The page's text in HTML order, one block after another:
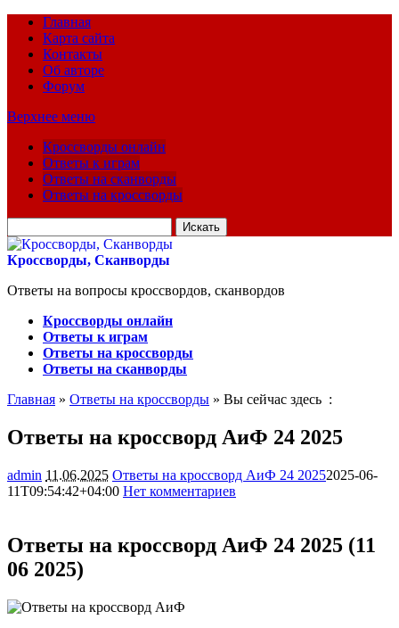
Главная
Карта сайта
Контакты
Об авторе
Форум
Верхнее меню
Кроссворды онлайн
Ответы к играм
Ответы на сканворды
Ответы на кроссворды
для:
Кроссворды, Сканворды
Ответы на вопросы кроссвордов, сканвордов
Кроссворды онлайн
Ответы к играм
Ответы на кроссворды
Ответы на сканворды
Главная » Ответы на кроссворды » Вы сейчас здесь :
Ответы на кроссворд АиФ 24 2025
admin 11.06.2025 Ответы на кроссворд АиФ 24 20252025-06-
11T09:54:42+04:00 Нет комментариев
Ответы на кроссворд АиФ 24 2025 (11
06 2025)